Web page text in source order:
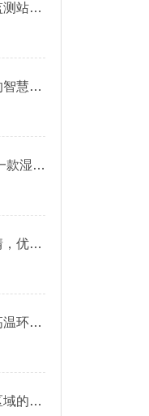
土地守护者：无线土壤墒情监测站介绍
土壤墒情监测站：农田水分的智慧守护者
干货/分享：土壤墒情监测站一款湿润土壤，农田里的“气象站“
管式土壤墒情监测站土壤墒情，优化灌溉方案&2024顺丰包邮
智慧灯杆环境监测传感器的高温环境耐受极限
防爆气象传感器：确保危险区域的气象监测*